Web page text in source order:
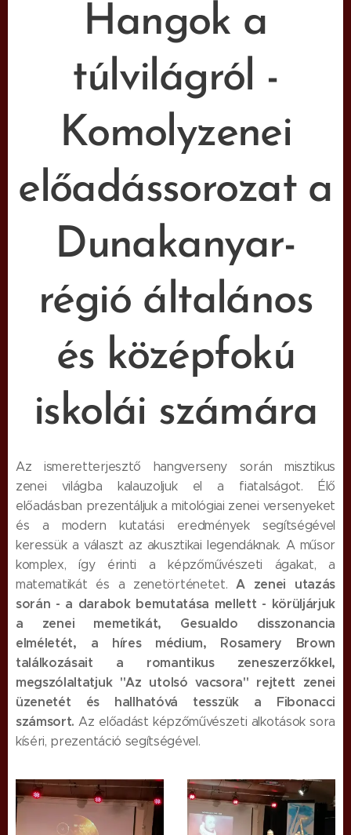
Hangok a
túlvilágról -
Komolyzenei
előadássorozat a
Dunakanyar-
régió általános
és középfokú
iskolái számára
Az ismeretterjesztő hangverseny során misztikus
zenei világba kalauzoljuk el a fiatalságot. Élő
előadásban prezentáljuk a mitológiai zenei versenyeket
és a modern kutatási eredmények segítségével
keressük a választ az akusztikai legendáknak. A műsor
komplex, így érinti a képzőművészeti ágakat, a
matematikát és a zenetörténetet. A zenei utazás
során - a darabok bemutatása mellett - körüljárjuk
a zenei memetikát, Gesualdo disszonancia
elméletét, a híres médium, Rosamery Brown
találkozásait a romantikus zeneszerzőkkel,
megszólaltatjuk "Az utolsó vacsora" rejtett zenei
üzenetét és hallhatóvá tesszük a Fibonacci
számsort. Az előadást képzőművészeti alkotások sora
kíséri, prezentáció segítségével.